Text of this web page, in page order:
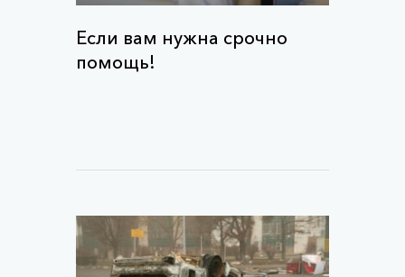
Если вам нужна срочно
помощь!